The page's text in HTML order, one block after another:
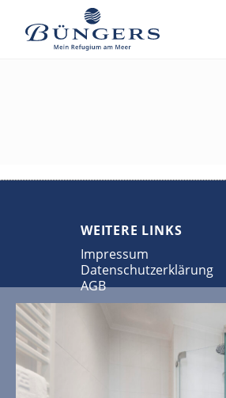
WEITERE LINKS
Impressum
Datenschutzerklärung
AGB
24229 Ostseebad Strande